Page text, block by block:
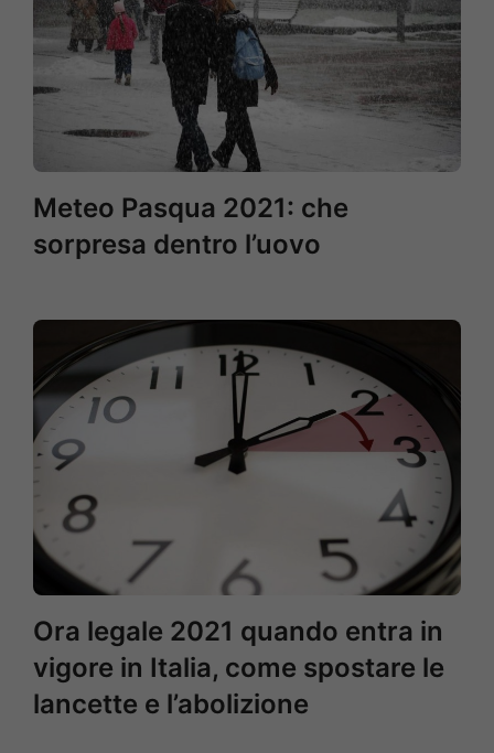
Meteo Pasqua 2021: che
sorpresa dentro l’uovo
Ora legale 2021 quando entra in
vigore in Italia, come spostare le
lancette e l’abolizione